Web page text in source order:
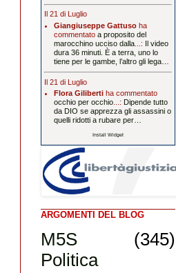
Il 21 di Luglio
Giangiuseppe Gattusoha
commentato a proposito del
marocchino ucciso dalla...: Il video
dura 36 minuti. È a terra, uno lo
tiene per le gambe, l’altro gli lega…
Il 21 di Luglio
Flora Gilibertiha commentato
occhio per occhio...: Dipende tutto
da DIO se apprezza gli assassini o
quelli ridotti a rubare per…
Install Widget
ARGOMENTI DEL BLOG
M5S
(345)
Politica